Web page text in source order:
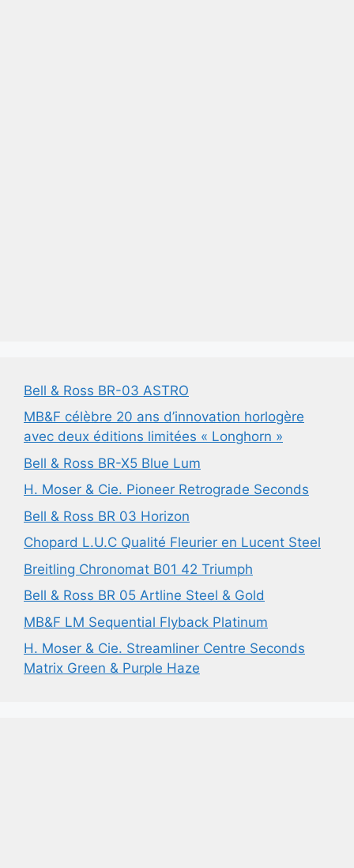
Bell & Ross BR-03 ASTRO
MB&F célèbre 20 ans d’innovation horlogère
avec deux éditions limitées « Longhorn »
Bell & Ross BR-X5 Blue Lum
H. Moser & Cie. Pioneer Retrograde Seconds
Bell & Ross BR 03 Horizon
Chopard L.U.C Qualité Fleurier en Lucent Steel
Breitling Chronomat B01 42 Triumph
Bell & Ross BR 05 Artline Steel & Gold
MB&F LM Sequential Flyback Platinum
H. Moser & Cie. Streamliner Centre Seconds
Matrix Green & Purple Haze